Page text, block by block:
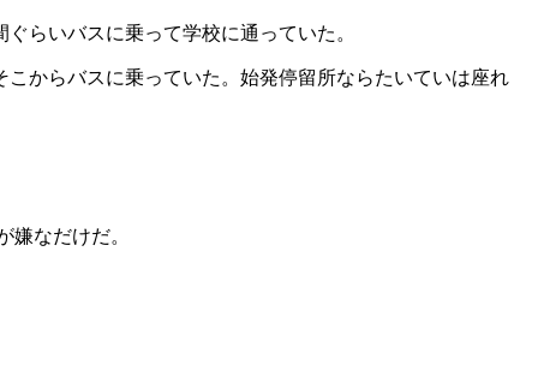
らいバスに乗って学校に通っていた。
からバスに乗っていた。始発停留所ならたいていは座れ
嫌なだけだ。